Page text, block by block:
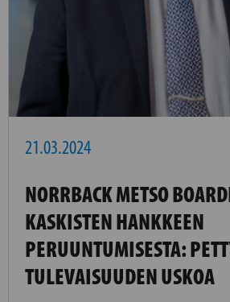
21.03.2024
NORRBACK METSO
KASKISTEN HANKKEEN
PERUUNTUMISESTA:
TULEVAISUUDEN USKOA